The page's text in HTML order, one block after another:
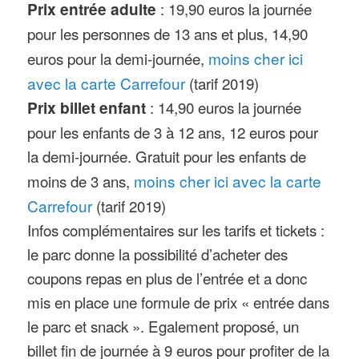
de coronavirus Covid-19
Limites d’âge ou de taille: le
« Kids lagon » est réservé aux
enfants de moins de 5 ans.
Prix entrée adulte : 19,90 euros la journée
pour les personnes de 13 ans et plus, 14,90
euros pour la demi-journée, moins cher ici
avec la carte Carrefour(tarif 2019)
Prix billet enfant : 14,90 euros la journée
pour les enfants de 3 à 12 ans, 12 euros pour
la demi-journée. Gratuit pour les enfants de
moins de 3 ans, moins cher ici avec la carte
Carrefour(tarif 2019)
Infos complémentaires sur les tarifs et tickets :
le parc donne la possibilité d’acheter des
coupons repas en plus de l’entrée et a donc
mis en place une formule de prix « entrée dans
le parc et snack ». Egalement proposé, un
billet fin de journée à 9 euros pour profiter de la